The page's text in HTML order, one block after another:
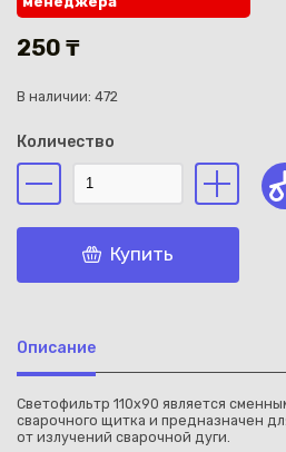
250 ₸
В наличии: 472
Количество
Купить
Описание
Светофильтр 110х90 является
сварочного щитка и предназначен
от излучений сварочной дуги.